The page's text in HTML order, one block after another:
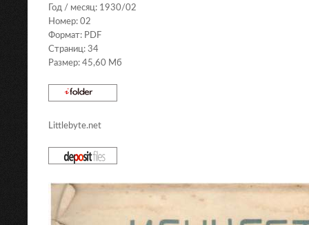
Год / месяц: 1930/02
Номер: 02
Формат: PDF
Страниц: 34
Размер: 45,60 Мб
Littlebyte.net